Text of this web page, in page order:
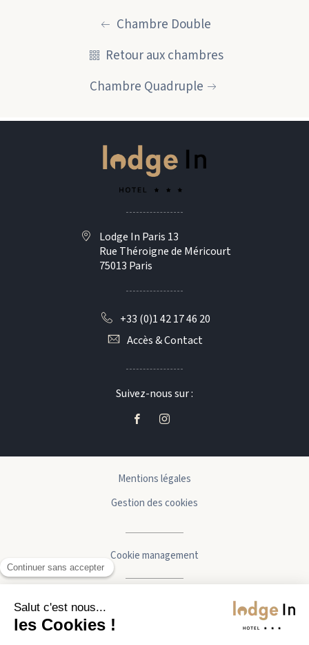
Chambre Double
Retour aux chambres
Chambre Quadruple
Lodge In Paris 13
Rue Théroigne de Méricourt
75013 Paris
+33 (0)1 42 17 46 20
Accès & Contact
Suivez-nous sur :
Mentions légales
Gestion des cookies
Cookie management
Réalisé par